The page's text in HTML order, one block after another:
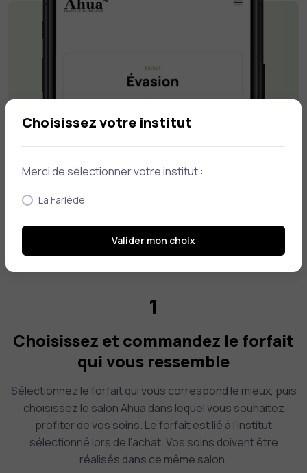
1
Choisissez et commandez le forfait
qui vous ressemble
Sélectionnez le forfait qui vous correspond le mieux, puis
choisissez le salon Ahua dans lequel vous souhaitez
profiter de vos soins. Le forfait est lié à l’institut
sélectionné lors de l’achat. Vos soins doivent être
réalisés dans ce même salon.
Choisissez votre institut
Merci de sélectionner votre institut :
La Farlède
Valider mon choix